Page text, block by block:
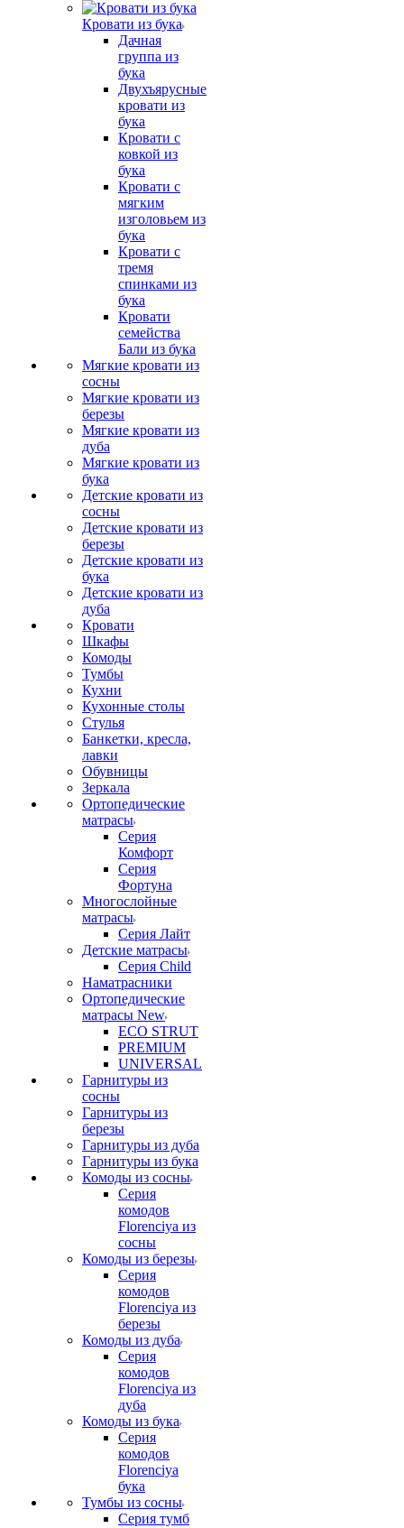
Кровати из бука
Дачная
группа из
бука
Двухъярусные
кровати из
бука
Кровати с
ковкой из
бука
Кровати с
мягким
изголовьем из
бука
Кровати с
тремя
спинками из
бука
Кровати
семейства
Бали из бука
Мягкие кровати из
сосны
Мягкие кровати из
березы
Мягкие кровати из
дуба
Мягкие кровати из
бука
Детские кровати из
сосны
Детские кровати из
березы
Детские кровати из
бука
Детские кровати из
дуба
Кровати
Шкафы
Комоды
Тумбы
Кухни
Кухонные столы
Стулья
Банкетки, кресла,
лавки
Обувницы
Зеркала
Ортопедические
матрасы
Серия
Комфорт
Серия
Фортуна
Многослойные
матрасы
Серия Лайт
Детские матрасы
Серия Child
Наматрасники
Ортопедические
матрасы New
ECO STRUT
PREMIUM
UNIVERSAL
Гарнитуры из
сосны
Гарнитуры из
березы
Гарнитуры из дуба
Гарнитуры из бука
Комоды из сосны
Серия
комодов
Florenciya из
сосны
Комоды из березы
Серия
комодов
Florenciya из
березы
Комоды из дуба
Серия
комодов
Florenciya из
дуба
Комоды из бука
Серия
комодов
Florenciya
бука
Тумбы из сосны
Серия тумб